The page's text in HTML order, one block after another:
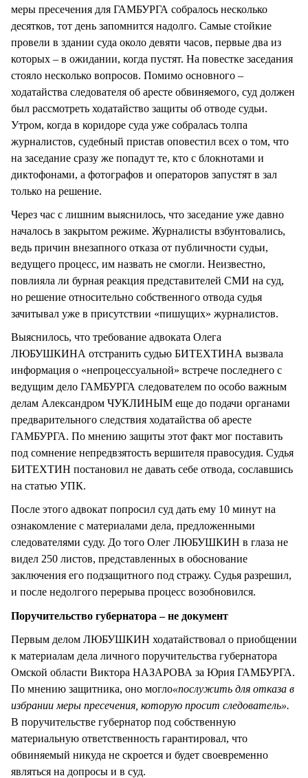
меры пресечения для ГАМБУРГА собралось несколько
десятков, тот день запомнится надолго. Самые стойкие
провели в здании суда около девяти часов, первые два из
которых – в ожидании, когда пустят. На повестке заседания
стояло несколько вопросов. Помимо основного –
ходатайства следователя об аресте обвиняемого, суд должен
был рассмотреть ходатайство защиты об отводе судьи.
Утром, когда в коридоре суда уже собралась толпа
журналистов, судебный пристав оповестил всех о том, что
на заседание сразу же попадут те, кто с блокнотами и
диктофонами, а фотографов и операторов запустят в зал
только на решение.
Через час с лишним выяснилось, что заседание уже давно
началось в закрытом режиме. Журналисты взбунтовались,
ведь причин внезапного отказа от публичности судьи,
ведущего процесс, им назвать не смогли. Неизвестно,
повлияла ли бурная реакция представителей СМИ на суд,
но решение относительно собственного отвода судья
зачитывал уже в присутствии «пишущих» журналистов.
Выяснилось, что требование адвоката Олега
ЛЮБУШКИНА отстранить судью БИТЕХТИНА вызвала
информация о «непроцессуальной» встрече последнего с
ведущим дело ГАМБУРГА следователем по особо важным
делам Александром ЧУКЛИНЫМ еще до подачи органами
предварительного следствия ходатайства об аресте
ГАМБУРГА. По мнению защиты этот факт мог поставить
под сомнение непредвзятость вершителя правосудия. Судья
БИТЕХТИН постановил не давать себе отвода, сославшись
на статью УПК.
После этого адвокат попросил суд дать ему 10 минут на
ознакомление с материалами дела, предложенными
следователями суду. До того Олег ЛЮБУШКИН в глаза не
видел 250 листов, представленных в обоснование
заключения его подзащитного под стражу. Судья разрешил,
и после недолгого перерыва процесс возобновился.
Поручительство губернатора – не документ
Первым делом ЛЮБУШКИН ходатайствовал о приобщении
к материалам дела личного поручительства губернатора
Омской области Виктора НАЗАРОВА за Юрия ГАМБУРГА.
По мнению защитника, оно могло«послужить для отказа в
избрании меры пресечения, которую просит следователь».
В поручительстве губернатор под собственную
материальную ответственность гарантировал, что
обвиняемый никуда не скроется и будет своевременно
являться на допросы и в суд.